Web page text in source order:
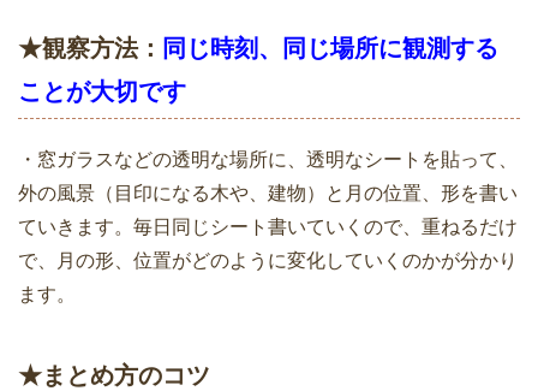
★観察方法： 同じ時刻、同じ場所に観測する
ことが大切です
・窓ガラスなどの透明な場所に、透明なシートを貼って、
外の風景（目印になる木や、建物）と月の位置、形を書い
ていきます。毎日同じシート書いていくので、重ねるだけ
で、月の形、位置がどのように変化していくのかが分かり
ます。
★まとめ方のコツ